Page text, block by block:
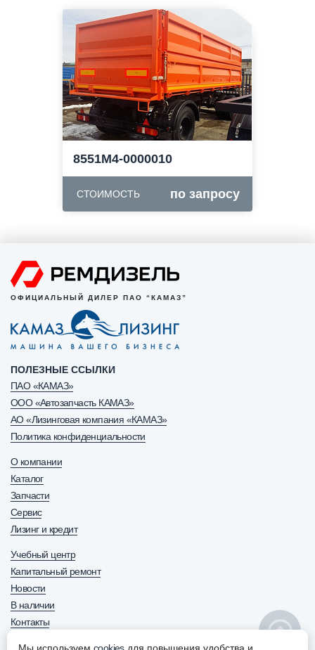
8551М4-0000010
СТОИМОСТЬ по запросу
ОФИЦИАЛЬНЫЙ ДИЛЕР ПАО “КАМАЗ”
ПОЛЕЗНЫЕ ССЫЛКИ
ПАО «КАМАЗ»
ООО «Автозапчасть КАМАЗ»
АО «Лизинговая компания «КАМАЗ»
Политика конфиденциальности
О компании
Каталог
Запчасти
Сервис
Лизинг и кредит
Учебный центр
Капитальный ремонт
Новости
В наличии
Контакты
8 800 600-63-70 +7 (8552) 30-63-70